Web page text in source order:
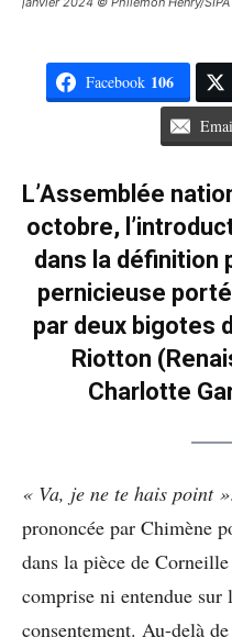
Facebook 106
L’Assemblée
octobre,
dans la définition
pernicieuse
par deux bigotes
Riotton
Charlotte
« Va, je ne te hais point »
prononcée par Chimène
dans la pièce de
comprise ni entendue sur
consentement. Au-delà